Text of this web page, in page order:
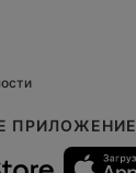
ПРИЛОЖЕНИЕ